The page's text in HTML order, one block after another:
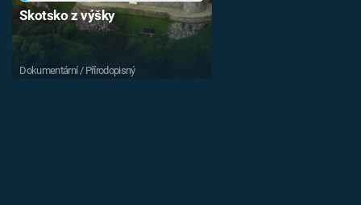
Skotsko z výšky
Dokumentární / Přírodopisný